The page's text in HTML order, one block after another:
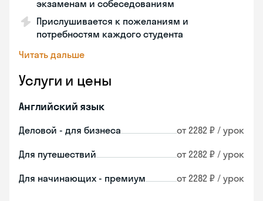
экзаменам и собеседованиям
Прислушивается к пожеланиям и
потребностям каждого студента
Читать дальше
Услуги и цены
Английский язык
Деловой - для бизнеса от 2282 ₽ / урок
Для путешествий от 2282 ₽ / урок
Для начинающих - премиум от 2282 ₽ / урок